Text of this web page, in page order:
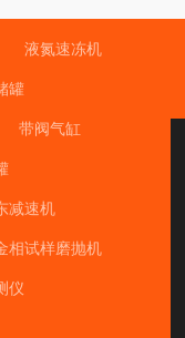
）和10月12日（星
订货、备货事
同仁祝大家有个
有限公司2024年
液氮速冻机
罐
带阀气缸
减速机
相试样磨抛机
仪